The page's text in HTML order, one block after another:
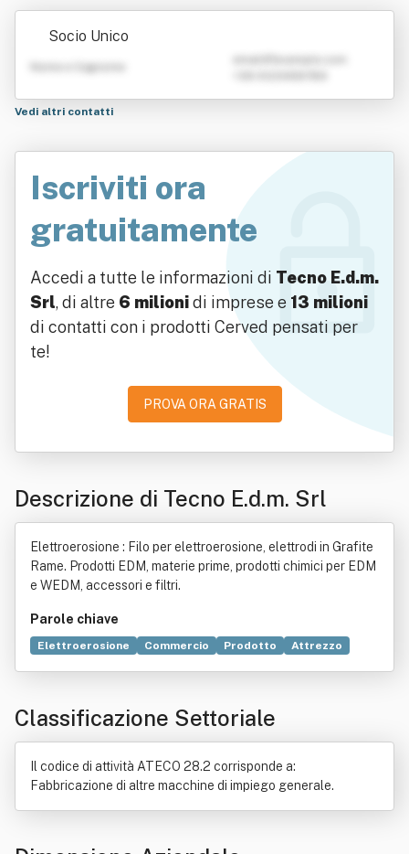
Socio Unico
Nome e Cognome
Vedi altri contatti
Iscriviti ora
gratuitamente
Accedi a tutte le informazioni di Tecno E.d.m.
Srl, di altre 6 milionidi imprese e 13 milioni
di contatti con i prodotti Cerved pensati per
te!
PROVA ORA GRATIS
Descrizione di Tecno E.d.m. Srl
Elettroerosione : Filo per elettroerosione, elettrodi in Grafite
Rame. Prodotti EDM, materie prime, prodotti chimici per EDM
e WEDM, accessori e filtri.
Parole chiave
Elettroerosione Commercio Prodotto
Attrezzo
Costruzione
Cristallo Edilizia Industria
Classificazione Settoriale
Il codice di attività ATECO 28.2 corrisponde a:
Fabbricazione di altre macchine di impiego generale.